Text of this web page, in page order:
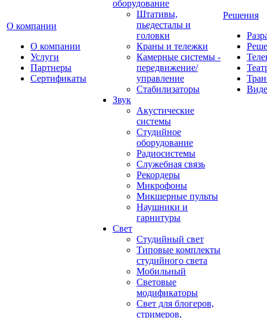
О компании
О компании
Услуги
Партнеры
Сертификаты
оборудование
Штативы,
пьедесталы и
головки
Краны и тележки
Камерные системы -
передвижение/
управление
Стабилизаторы
Звук
Акустические
системы
Студийное
оборудование
Радиосистемы
Служебная связь
Рекордеры
Микрофоны
Микшерные пульты
Наушники и
гарнитуры
Свет
Студийный свет
Типовые комплекты
студийного света
Мобильный
Световые
модификаторы
Свет для блогеров,
стримеров,
Решения